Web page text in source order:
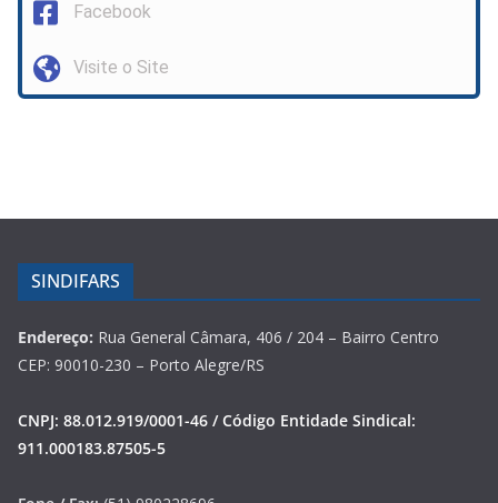
Facebook
Visite o Site
SINDIFARS
Endereço: Rua General Câmara, 406 / 204 – Bairro Centro
CEP: 90010-230 – Porto Alegre/RS
CNPJ: 88.012.919/0001-46 / Código Entidade Sindical:
911.000183.87505-5